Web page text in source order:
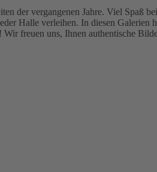
der vergangenen Jahre. Viel Spaß
Halle verleihen. In diesen
freuen uns, Ihnen authentische